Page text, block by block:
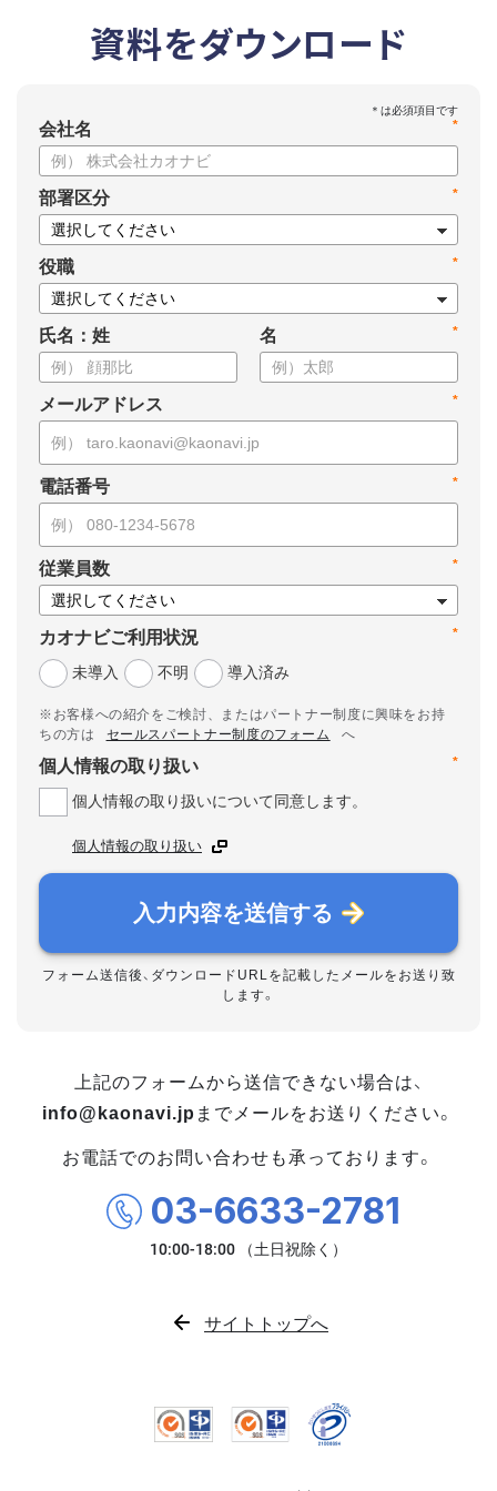
資料をダウンロード
*
会社名
*
部署区分
*
役職
氏名：姓 *
名
*
メールアドレス
*
電話番号
*
従業員数
*
カオナビご利用状況
未導入
不明 導入済み
※お客様への紹介をご検討、またはパートナー制度に興味をお持
ちの方は
セールスパートナー制度のフォーム
へ
*
個人情報の取り扱い
個人情報の取り扱いについて同意します。
個人情報の取り扱い
入力内容を送信する
フォーム送信後、ダウンロードURLを記載したメールをお送り致
します。
上記のフォームから送信できない場合は、
info@kaonavi.jp までメールをお送りください。
お電話でのお問い合わせも承っております。
03-6633-2781
サイトトップへ